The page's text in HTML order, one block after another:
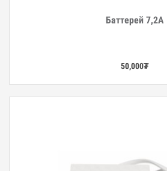
Баттерей 7,2А
50,000₮